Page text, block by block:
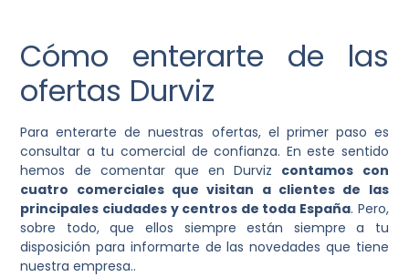
Cómo enterarte de las
ofertas Durviz
Para enterarte de nuestras ofertas, el primer paso es
consultar a tu comercial de confianza. En este sentido
hemos de comentar que en Durviz contamos con
cuatro comerciales que visitan a clientes de las
principales ciudades y centros de toda España. Pero,
sobre todo, que ellos siempre están siempre a tu
disposición para informarte de las novedades que tiene
nuestra empresa..